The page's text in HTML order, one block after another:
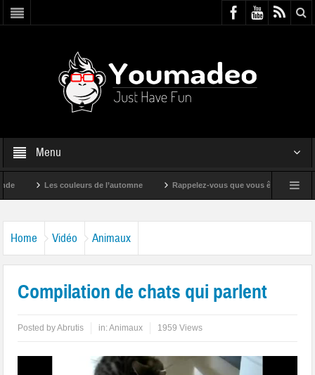
Menu
Les couleurs de l’automne Rappelez-vous que vous êtes super !
Home Vidéo Animaux
Compilation de chats qui parlent
Posted byAbrutis in:Animaux 1959 Views